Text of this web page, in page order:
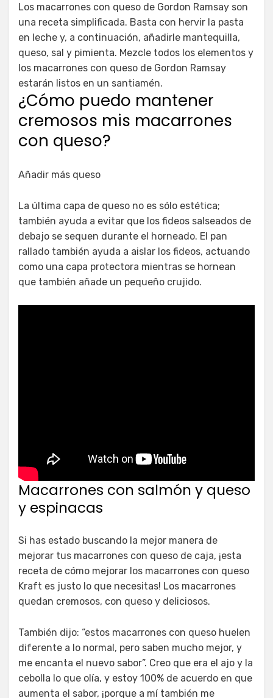
Los macarrones con queso de Gordon Ramsay son
una receta simplificada. Basta con hervir la pasta
en leche y, a continuación, añadirle mantequilla,
queso, sal y pimienta. Mezcle todos los elementos y
los macarrones con queso de Gordon Ramsay
estarán listos en un santiamén.
¿Cómo puedo mantener
cremosos mis macarrones
con queso?
Añadir más queso
La última capa de queso no es sólo estética;
también ayuda a evitar que los fideos salseados de
debajo se sequen durante el horneado. El pan
rallado también ayuda a aislar los fideos, actuando
como una capa protectora mientras se hornean
que también añade un pequeño crujido.
Macarrones con salmón y queso
y espinacas
Si has estado buscando la mejor manera de
mejorar tus macarrones con queso de caja, ¡esta
receta de cómo mejorar los macarrones con queso
Kraft es justo lo que necesitas! Los macarrones
quedan cremosos, con queso y deliciosos.
También dijo: “estos macarrones con queso huelen
diferente a lo normal, pero saben mucho mejor, y
me encanta el nuevo sabor”. Creo que era el ajo y la
cebolla lo que olía, y estoy 100% de acuerdo en que
aumenta el sabor, ¡porque a mí también me